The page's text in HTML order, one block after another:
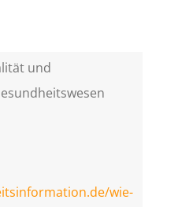
und
wie-